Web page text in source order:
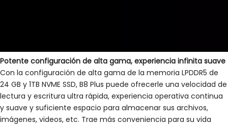
Potente configuración de alta gama, experiencia infinita suave
Con la configuración de alta gama de la memoria LPDDR5 de
24 GB y 1TB NVME SSD, B8 Plus puede ofrecerle una velocidad de
lectura y escritura ultra rápida, experiencia operativa continua
y suave y suficiente espacio para almacenar sus archivos,
imágenes, videos, etc. Trae más conveniencia para su vida